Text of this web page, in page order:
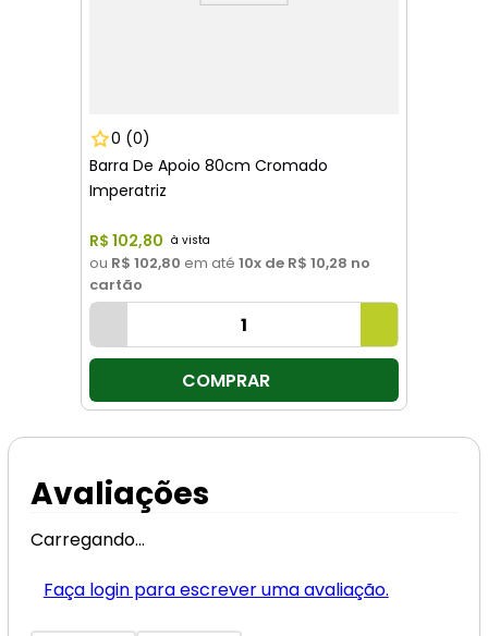
0 (0)
Barra De Apoio 80cm Cromado
Imperatriz
R$ 102,80
ou R$ 102,80 em até 10x de R$ 10,28 no
cartão
COMPRAR
Avaliações
Carregando…
Faça login para escrever uma avaliação.